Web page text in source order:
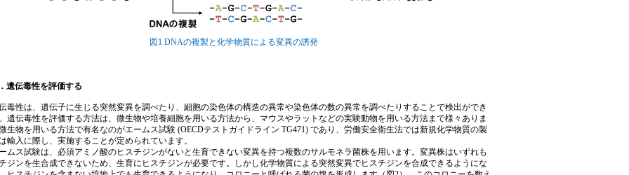
図1 DNAの複製と化学物質による変異の誘発
遺伝毒性を評価する
毒性は、遺伝子に生じる突然変異を調べたり、細胞の染色体の構造の異常や染色体の数の異常を調べたりすることで検出ができ
遺伝毒性を評価する方法は、微生物や培養細胞を用いる方法から、マウスやラットなどの実験動物を用いる方法まで様々ありま
生物を用いる方法で有名なのがエームス試験 (OECDテストガイドライン TG471) であり、労働安全衛生法では新規化学物質の製
輸入に際し、実施することが定められています。
ムス試験は、必須アミノ酸のヒスチジンがないと生育できない変異を持つ複数のサルモネラ菌株を用います。変異株はいずれも
ジンを生合成できないため、生育にヒスチジンが必要です。しかし化学物質による突然変異でヒスチジンを合成できるようにな